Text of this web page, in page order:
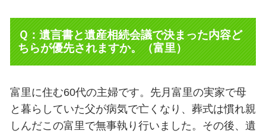
Ｑ：遺言書と遺産相続会議で決まった内容ど
ちらが優先されますか。（富里）
富里に住む60代の主婦です。先月富里の実家で母
と暮らしていた父が病気で亡くなり、葬式は慣れ親
しんだこの富里で無事執り行いました。その後、遺